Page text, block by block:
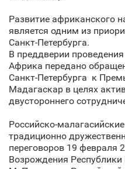
Развитие африканского
является одним из
Санкт‑Петербурга.
В преддверии
Африка передано
Санкт‑Петербурга к
Мадагаскар в целях
двустороннего
Российско-
традиционно
переговоров 19 февраля
Возрождения